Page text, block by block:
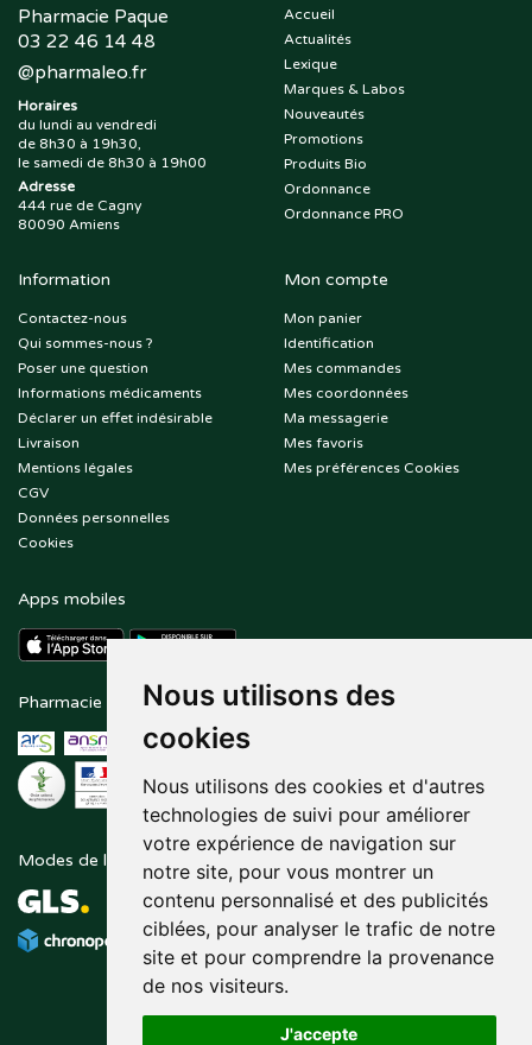
Nous utilisons des
cookies
Nous utilisons des cookies et d'autres
technologies de suivi pour améliorer
votre expérience de navigation sur
notre site, pour vous montrer un
contenu personnalisé et des publicités
ciblées, pour analyser le trafic de notre
site et pour comprendre la provenance
de nos visiteurs.
J'accepte
Pharmacie Paque
03 22 46 14 48
@pharmaleo.fr
Horaires
du lundi au vendredi
de 8h30 à 19h30,
le samedi de 8h30 à 19h00
Adresse
444 rue de Cagny
80090 Amiens
Accueil
Actualités
Lexique
Marques & Labos
Nouveautés
Promotions
Produits Bio
Ordonnance
Ordonnance PRO
Information
Contactez-nous
Qui sommes-nous ?
Poser une question
Informations médicaments
Déclarer un effet indésirable
Livraison
Mentions légales
CGV
Données personnelles
Cookies
Mon compte
Mon panier
Identification
Mes commandes
Mes coordonnées
Ma messagerie
Mes favoris
Mes préférences Cookies
Apps mobiles
Pharmacie en ligne agréée Paiement sécurisé
Modes de livraison Suivez-nous sur